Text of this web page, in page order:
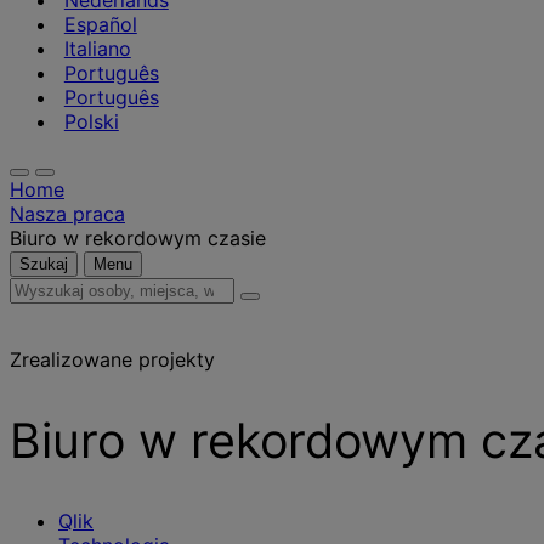
Español
Italiano
Português
Português
Polski
Home
Nasza praca
Biuro w rekordowym czasie
Szukaj Menu
Wyszukaj
wiadomości
Zrealizowane projekty
Biuro w rekordowym
Qlik